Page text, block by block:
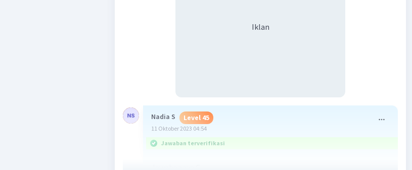
Iklan
Nadia S Level 45
11 Oktober 2023 04:54
Jawaban terverifikasi